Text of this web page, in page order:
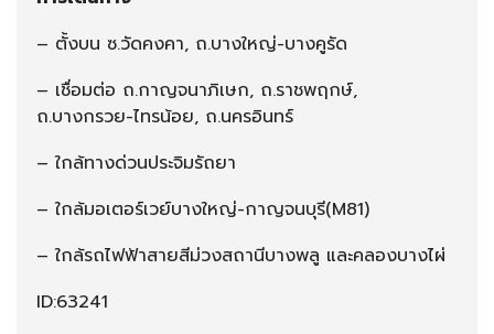
– ตั้งบน ซ.วัดคงคา, ถ.บางใหญ่-บางคูรัด
– เชื่อมต่อ ถ.กาญจนาภิเษก, ถ.ราชพฤกษ์,
ถ.บางกรวย-ไทรน้อย, ถ.นครอินทร์
– ใกล้ทางด่วนประจิมรัถยา
– ใกล้มอเตอร์เวย์บางใหญ่-กาญจนบุรี(M81)
– ใกล้รถไฟฟ้าสายสีม่วงสถานีบางพลู และคลองบางไผ่
ID:63241